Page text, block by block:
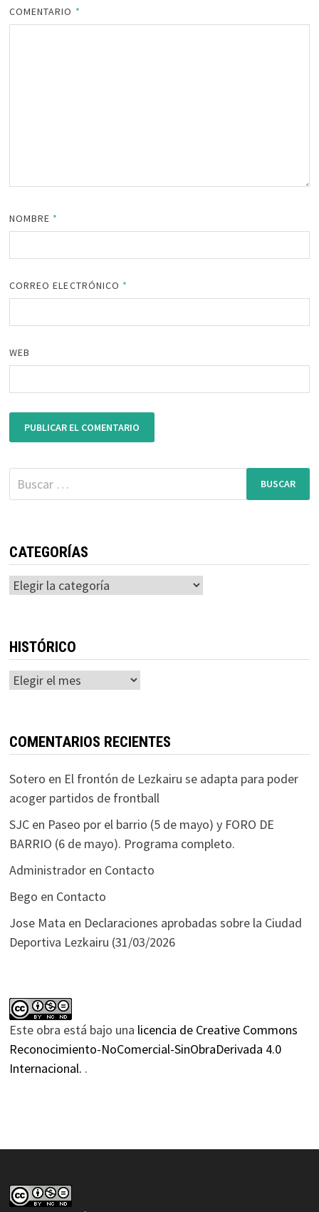
COMENTARIO *
NOMBRE *
CORREO ELECTRÓNICO *
WEB
Buscar:
CATEGORÍAS
Categorías
HISTÓRICO
Histórico
COMENTARIOS RECIENTES
Sotero en El frontón de Lezkairu se adapta para poder
acoger partidos de frontball
SJCen Paseo por el barrio (5 de mayo) y FORO DE
BARRIO (6 de mayo). Programa completo.
Administradoren Contacto
Bego en Contacto
Jose Mata en Declaraciones aprobadas sobre la Ciudad
Deportiva Lezkairu (31/03/2026
Este obra está bajo una licencia de Creative Commons
Reconocimiento-NoComercial-SinObraDerivada 4.0
Internacional. .